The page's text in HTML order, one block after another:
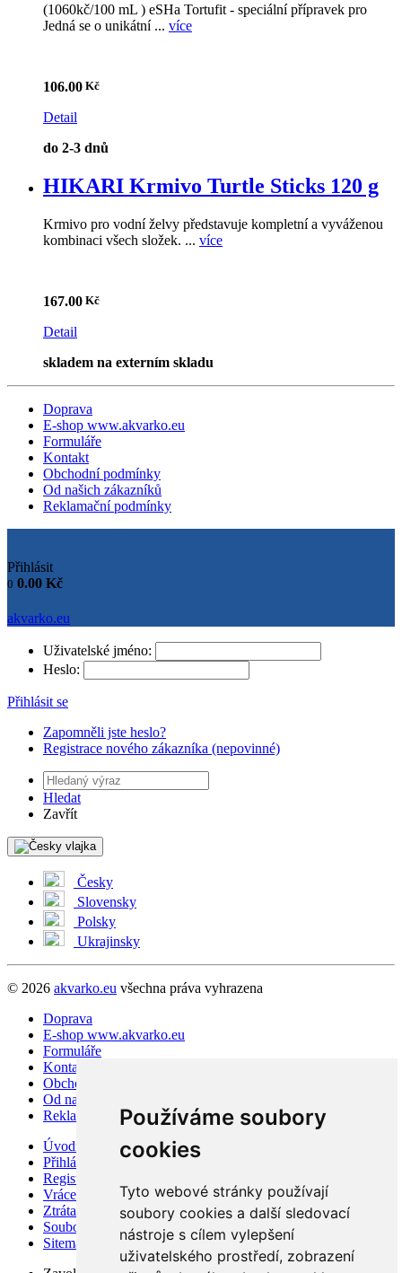
Používáme soubory
cookies
Tyto webové stránky používají
soubory cookies a další sledovací
nástroje s cílem vylepšení
uživatelského prostředí, zobrazení
(1060kč/100 mL ) eSHa Tortufit - speciální přípravek pro
Jedná se o unikátní ... více
106.00
Detail
do 2-3 dnů
HIKARI Krmivo Turtle Sticks 120 g
Krmivo pro vodní želvy představuje kompletní a vyváženou
kombinaci všech složek. ... více
167.00
Detail
skladem na externím skladu
Doprava
E-shop www.akvarko.eu
Formuláře
Kontakt
Obchodní podmínky
Od našich zákazníků
Reklamační podmínky
Přihlásit
0 0.00 Kč
akvarko.eu
Uživatelské jméno:
Heslo:
Přihlásit se
Zapomněli jste heslo?
Registrace nového zákazníka (nepovinné)
Hledat
Zavřít
Česky
Slovensky
Polsky
Ukrajinsky
© 2026 akvarko.eu všechna práva vyhrazena
Doprava
E-shop www.akvarko.eu
Formuláře
Kontakt
Obchodní podmínky
Od našich zákazníků
Reklamační podmínky
Úvodní strana
Přihlásit se
Registrace
Vrácení zboží a výměna
Ztráta hesla
Soubory Cookies
Sitemap